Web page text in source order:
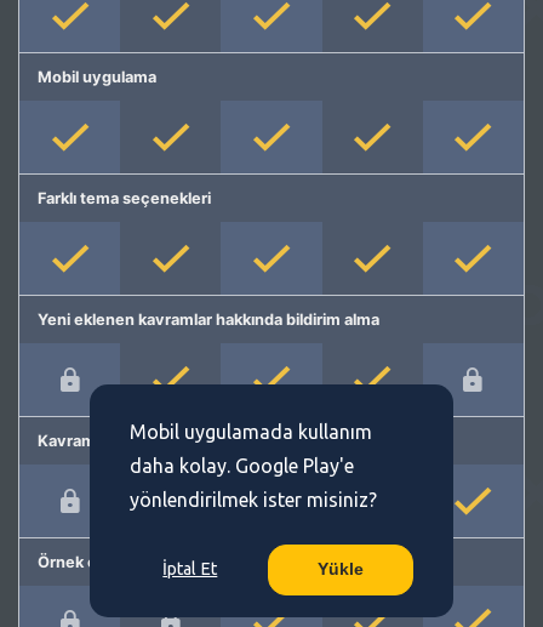
Mobil uygulama
Farklı tema seçenekleri
Yeni eklenen kavramlar hakkında bildirim alma
Kavram önerme
Örnek cümleler
Mobil uygulamada kullanım
daha kolay. Google Play'e
yönlendirilmek ister misiniz?
İptal Et Yükle